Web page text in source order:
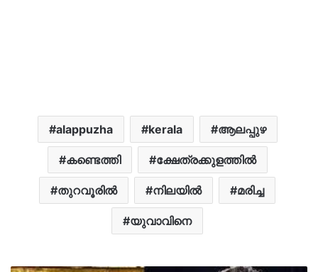
alappuzha kerala ആലപ്പുഴ
കണ്ടെത്തി ക്ഷേത്രക്കുളത്തിൽ
തുറവൂരിൽ നിലയിൽ മരിച്ച
യുവാവിനെ